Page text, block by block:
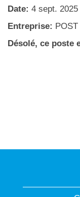
Date: 4 sept. 2025
Entreprise:
Désolé, ce poste